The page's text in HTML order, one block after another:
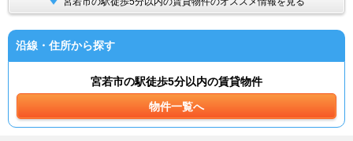
沿線・住所から探す
宮若市の駅徒歩5分以内の賃貸物件
物件一覧へ